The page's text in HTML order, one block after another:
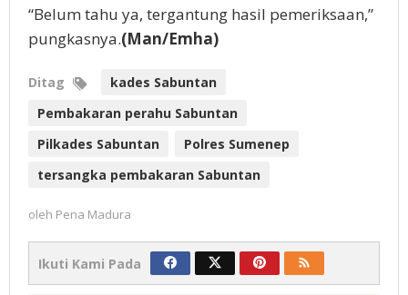
“Belum tahu ya, tergantung hasil pemeriksaan,”
pungkasnya.(Man/Emha)
Ditag
kades Sabuntan
Pembakaran perahu Sabuntan
Pilkades Sabuntan
Polres Sumenep
tersangka pembakaran Sabuntan
oleh Pena Madura
Ikuti Kami Pada